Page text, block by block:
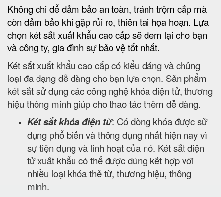
Không chi để đảm bảo an toàn, tránh trộm cắp mà
còn đảm bảo khi gặp rủi ro, thiên tai họa hoạn. Lựa
chọn két sắt xuất khẩu cao cấp sẽ đem lại cho bạn
và công ty, gia đình sự bảo vệ tốt nhất.
Két sắt xuất khẩu cao cấp có kiểu dáng và chủng
loại đa dạng dễ dàng cho bạn lựa chọn. Sản phẩm
két sắt sử dụng các công nghệ khóa điện tử, thương
hiệu thông minh giúp cho thao tác thêm dễ dàng.
Két sắt khóa điện tử: Có dòng khóa được sử
dụng phổ biến và thông dụng nhất hiện nay vì
sự tiện dụng và linh hoạt của nó. Két sắt điện
tử xuất khẩu có thể được dùng kết hợp với
nhiều loại khóa thẻ từ, thương hiệu, thông
minh.